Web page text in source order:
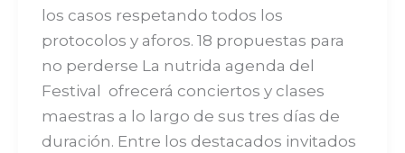
los casos respetando todos los
protocolos y aforos. 18 propuestas para
no perderse La nutrida agenda del
Festival ofrecerá conciertos y clases
maestras a lo largo de sus tres días de
duración. Entre los destacados invitados